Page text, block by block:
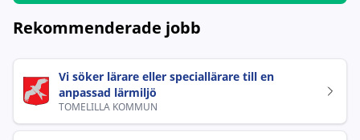
Rekommenderade jobb
Vi söker lärare eller speciallärare till en
anpassad lärmiljö
TOMELILLA KOMMUN